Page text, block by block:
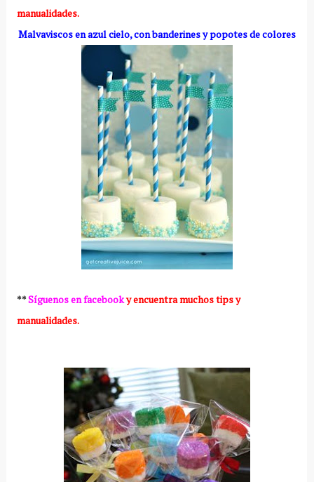
manualidades.
Malvaviscos en azul cielo, con banderines y popotes de colores
**Síguenos en facebooky encuentra muchos tips y
manualidades.